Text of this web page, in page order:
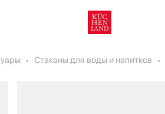
Стаканы для воды и напитков